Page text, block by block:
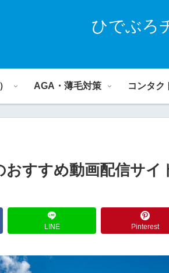
ひでぶろ
AGA・薄毛対策 コンタク
すすめ動画配信サイ
LINE Pinterest